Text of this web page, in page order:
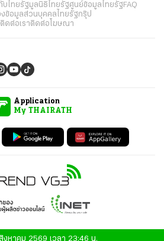
บไทยรัฐมูลนิธิไทยรัฐศูนย์ข้อมูลไทยรัฐFAQ
ข้อมูลส่วนบุคคลไทยรัฐกรุ๊ป
ติดต่อเราติดต่อโฆษณา
Application
My THAIRATH
หาคม 2569 เวลา 23:46 น.